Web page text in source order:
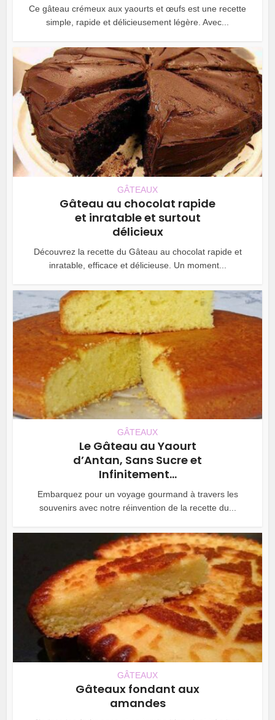
Ce gâteau crémeux aux yaourts et œufs est une recette
simple, rapide et délicieusement légère. Avec...
GÂTEAUX
Gâteau au chocolat rapide
et inratable et surtout
délicieux
Découvrez la recette du Gâteau au chocolat rapide et
inratable, efficace et délicieuse. Un moment...
GÂTEAUX
Le Gâteau au Yaourt
d’Antan, Sans Sucre et
Infinitement...
Embarquez pour un voyage gourmand à travers les
souvenirs avec notre réinvention de la recette du...
GÂTEAUX
Gâteaux fondant aux
amandes